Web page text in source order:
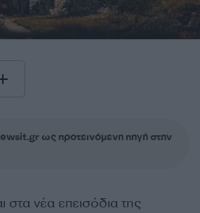
ως προτεινόμενη πηγή στην
στα νέα επεισόδια της